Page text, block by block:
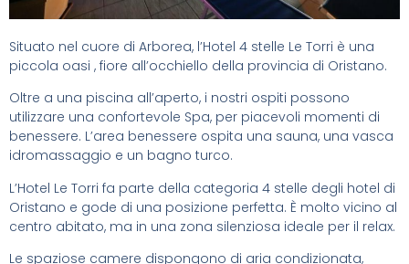
Situato nel cuore di Arborea, l’Hotel 4 stelle Le Torri è una
piccola oasi , fiore all’occhiello della provincia di Oristano.
Oltre a una piscina all’aperto, i nostri ospiti possono
utilizzare una confortevole Spa, per piacevoli momenti di
benessere. L’area benessere ospita una sauna, una vasca
idromassaggio e un bagno turco.
L’Hotel Le Torri fa parte della categoria 4 stelle degli hotel di
Oristano e gode di una posizione perfetta. È molto vicino al
centro abitato, ma in una zona silenziosa ideale per il relax.
Le spaziose camere dispongono di aria condizionata,